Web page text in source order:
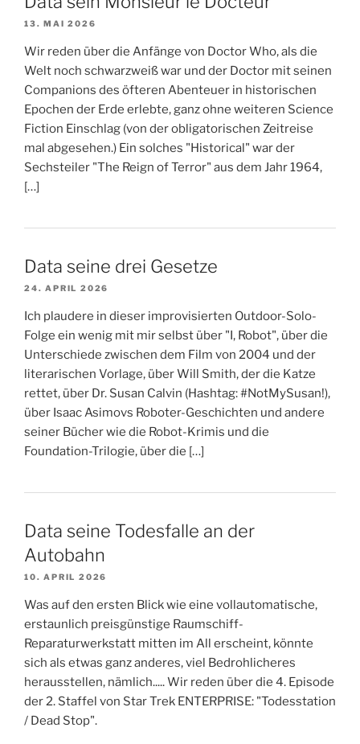
13. MAI 2026
Wir reden über die Anfänge von Doctor Who, als die
Welt noch schwarzweiß war und der Doctor mit seinen
Companions des öfteren Abenteuer in historischen
Epochen der Erde erlebte, ganz ohne weiteren Science
Fiction Einschlag (von der obligatorischen Zeitreise
mal abgesehen.) Ein solches "Historical" war der
Sechsteiler "The Reign of Terror" aus dem Jahr 1964,
[…]
Data seine drei Gesetze
24. APRIL 2026
Ich plaudere in dieser improvisierten Outdoor-Solo-
Folge ein wenig mit mir selbst über "I, Robot", über die
Unterschiede zwischen dem Film von 2004 und der
literarischen Vorlage, über Will Smith, der die Katze
rettet, über Dr. Susan Calvin (Hashtag: #NotMySusan!),
über Isaac Asimovs Roboter-Geschichten und andere
seiner Bücher wie die Robot-Krimis und die
Foundation-Trilogie, über die […]
Data seine Todesfalle an der
Autobahn
10. APRIL 2026
Was auf den ersten Blick wie eine vollautomatische,
erstaunlich preisgünstige Raumschiff-
Reparaturwerkstatt mitten im All erscheint, könnte
sich als etwas ganz anderes, viel Bedrohlicheres
herausstellen, nämlich..... Wir reden über die 4. Episode
der 2. Staffel von Star Trek ENTERPRISE: "Todesstation
/ Dead Stop".